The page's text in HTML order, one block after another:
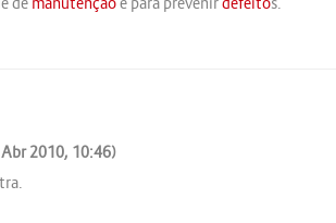
2010, 10:46)